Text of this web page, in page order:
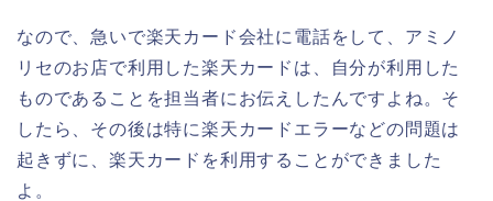
なので、急いで楽天カード会社に電話をして、アミノ
リセのお店で利用した楽天カードは、自分が利用した
ものであることを担当者にお伝えしたんですよね。そ
したら、その後は特に楽天カードエラーなどの問題は
起きずに、楽天カードを利用することができました
よ。